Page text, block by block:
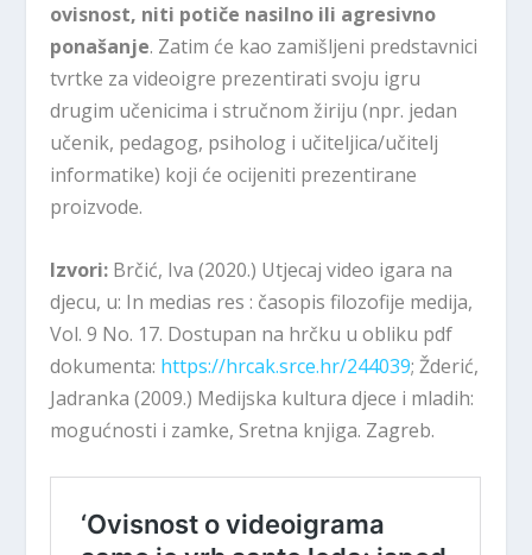
ovisnost, niti potiče nasilno ili agresivno
ponašanje. Zatim će kao zamišljeni predstavnici
tvrtke za videoigre prezentirati svoju igru
drugim učenicima i stručnom žiriju (npr. jedan
učenik, pedagog, psiholog i učiteljica/učitelj
informatike) koji će ocijeniti prezentirane
proizvode.
Izvori: Brčić, Iva (2020.) Utjecaj video igara na
djecu, u: In medias res : časopis filozofije medija,
Vol. 9 No. 17. Dostupan na hrčku u obliku pdf
dokumenta: https://hrcak.srce.hr/244039; Žderić,
Jadranka (2009.) Medijska kultura djece i mladih:
mogućnosti i zamke, Sretna knjiga. Zagreb.